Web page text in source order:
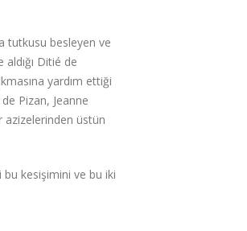
tutkusu besleyen ve
Ditié de
yardım ettiği
Pizan, Jeanne
azizelerinden üstün
bu kesişimini ve bu iki